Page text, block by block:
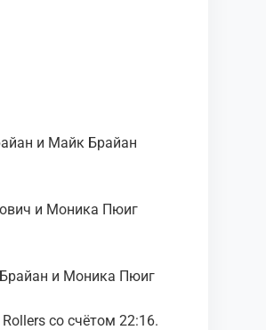
и Майк Брайан
и Моника Пюиг
и Моника Пюиг
со счётом 22:16.